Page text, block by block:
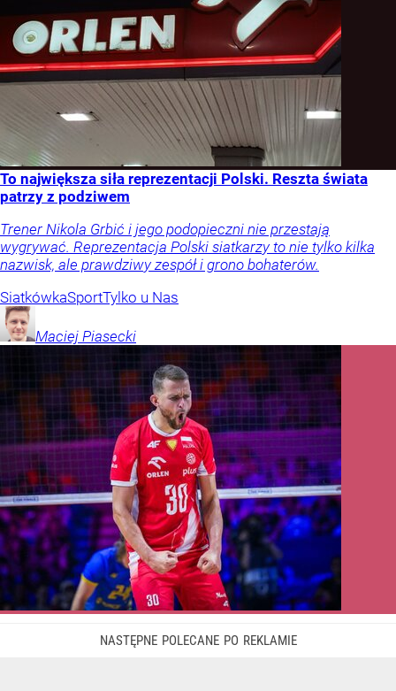
To największa siła reprezentacji Polski. Reszta świata
patrzy z podziwem
Trener Nikola Grbić i jego podopieczni nie przestają
wygrywać. Reprezentacja Polski siatkarzy to nie tylko kilka
nazwisk, ale prawdziwy zespół i grono bohaterów.
SiatkówkaSportTylko u Nas
Maciej Piasecki